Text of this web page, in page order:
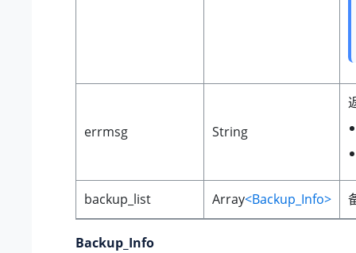
errmsg String
backup_list Array<Backup_Info>
Backup_Info